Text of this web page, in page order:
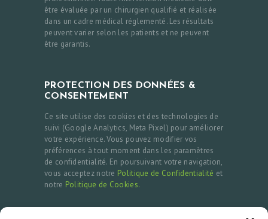
être évaluée par un chirurgien qualifié et réalisée
dans un cadre médical réglementé. Les résultats
peuvent varier selon les patients et ne peuvent
être garantis.
PROTECTION DES DONNÉES &
CONSENTEMENT
Ce site utilise des cookies et des technologies de
suivi (Google Analytics, Meta Pixel) pour améliorer
votre expérience. Vous pouvez modifier vos
préférences à tout moment dans les paramètres
de confidentialité. En poursuivant votre navigation,
vous acceptez notre Politique de Confidentialité et
notre Politique de Cookies.